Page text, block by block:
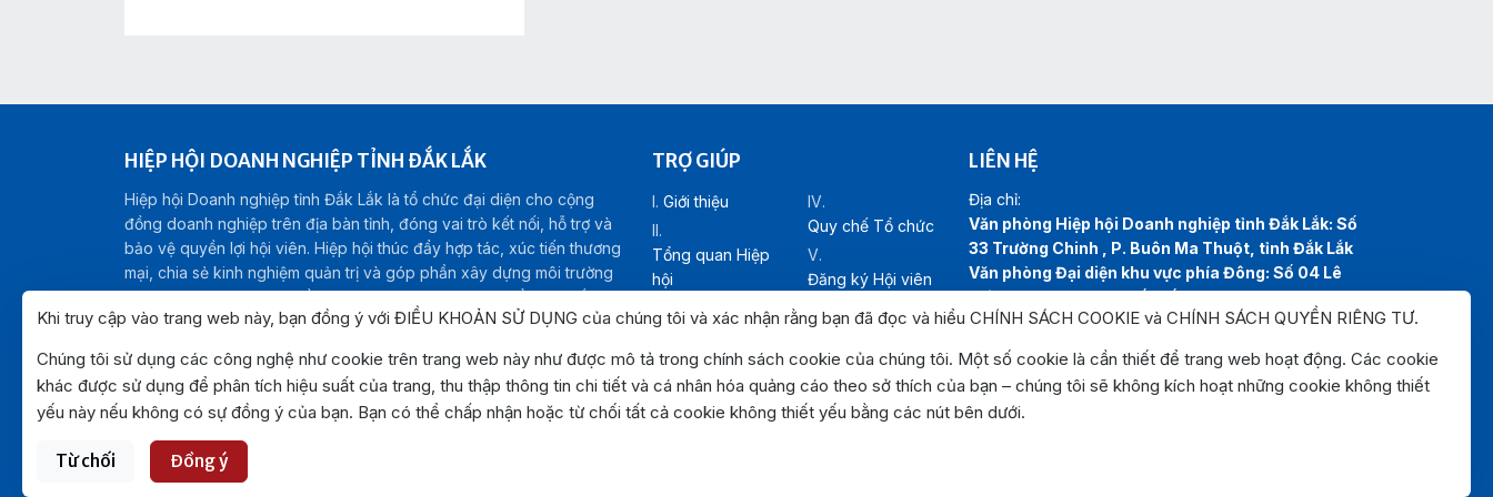
HIỆP HỘI DOANH NGHIỆP TỈNH ĐẮK LẮK
Hiệp hội Doanh nghiệp tỉnh Đắk Lắk là tổ chức đại diện cho cộng
đồng doanh nghiệp trên địa bàn tỉnh, đóng vai trò kết nối, hỗ trợ và
bảo vệ quyền lợi hội viên. Hiệp hội thúc đẩy hợp tác, xúc tiến thương
mại, chia sẻ kinh nghiệm quản trị và góp phần xây dựng môi trường
kinh doanh minh bạch, bền vững, hướng tới sự phát triển kinh tế – xã
hội của tỉnh Đắk Lắk.
Chịu trách nhiệm nội dung:Ông Phạm Đông Thanh
TRỢ GIÚP
Giới thiệu
Tổng quan Hiệp
hội
Cơ cấu tổ chức
Quy chế Tổ chức
Đăng ký Hội viên
Liên hệ
LIÊN HỆ
Địa chỉ:
Văn phòng Hiệp hội Doanh nghiệp tỉnh Đắk Lắk: Số
33 Trường Chinh , P. Buôn Ma Thuột, tỉnh Đắk Lắk
Văn phòng Đại diện khu vực phía Đông: Số 04 Lê
Lợi, P. Tuy Hòa, tỉnh Đắk Lắk
Hotline: 0262.3825999
0262.3827999
Email: hiephoidoanhnghiepdaklak@gmail.com
Website: https://hiephoidoanhnghiepdaklak.org
Bản đồ:
https://maps.app.goo.gl/jYirzGGrLPUqLgvS9
Khi truy cập vào trang web này, bạn đồng ý với ĐIỀU KHOẢN SỬ DỤNG của chúng tôi và xác nhận rằng bạn đã đọc và hiểu CHÍNH SÁCH COOKIE và CHÍNH SÁCH QUYỀN RIÊNG TƯ.
Chúng tôi sử dụng các công nghệ như cookie trên trang web này như được mô tả trong chính sách cookie của chúng tôi. Một số cookie là cần thiết để trang web hoạt động. Các cookie
khác được sử dụng để phân tích hiệu suất của trang, thu thập thông tin chi tiết và cá nhân hóa quảng cáo theo sở thích của bạn – chúng tôi sẽ không kích hoạt những cookie không thiết
yếu này nếu không có sự đồng ý của bạn. Bạn có thể chấp nhận hoặc từ chối tất cả cookie không thiết yếu bằng các nút bên dưới.
Từ chối Đồng ý